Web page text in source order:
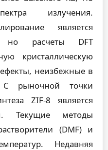
излучения.
является
но расчеты DFT
кристаллическую
неизбежные в
С рыночной точки
ZIF-8 является
Текущие методы
(DMF) и
Недавняя